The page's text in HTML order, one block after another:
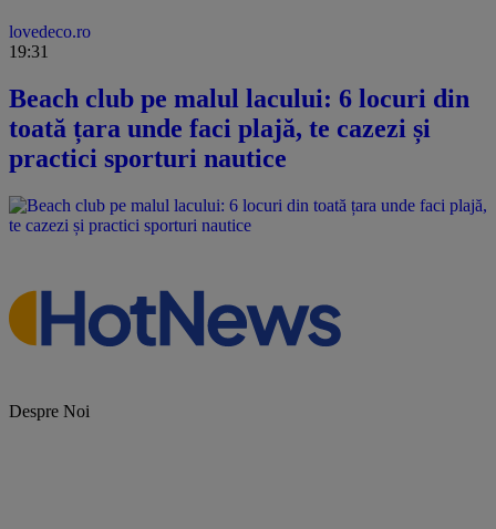
lovedeco.ro
19:31
Beach club pe malul lacului: 6 locuri din
toată țara unde faci plajă, te cazezi și
practici sporturi nautice
Despre Noi